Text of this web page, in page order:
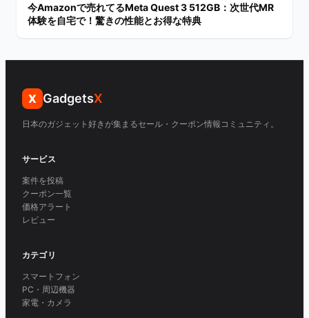
今Amazonで売れてるMeta Quest 3 512GB：次世代MR
体験を自宅で！驚きの性能とお得な特典
X GadgetsX
日本のガジェット好きが集まるセール・クーポン情報コミュニティ。
サービス
案件を投稿
クーポン一覧
価格アラート
レビュー
カテゴリ
スマートフォン
PC・周辺機器
家電・カメラ